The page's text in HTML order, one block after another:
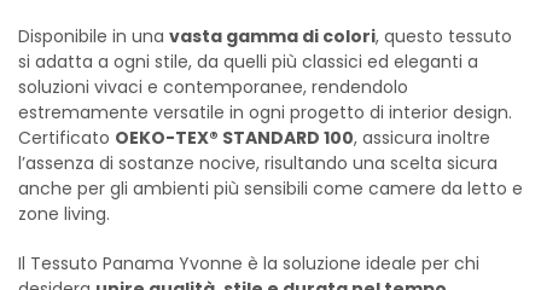
Disponibile in una vasta gamma di colori, questo tessuto
si adatta a ogni stile, da quelli più classici ed eleganti a
soluzioni vivaci e contemporanee, rendendolo
estremamente versatile in ogni progetto di interior design.
Certificato OEKO-TEX® STANDARD 100, assicura inoltre
l’assenza di sostanze nocive, risultando una scelta sicura
anche per gli ambienti più sensibili come camere da letto e
zone living.
Il Tessuto Panama Yvonne è la soluzione ideale per chi